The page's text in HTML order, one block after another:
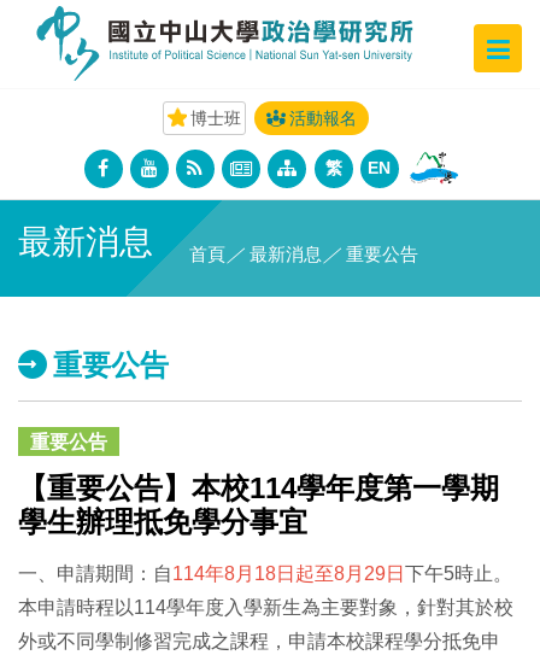
博士班 活動報名
繁 EN
最新消息 首頁 ／ 最新消息 ／ 重要公告
重要公告
重要公告
【重要公告】本校114學年度第一學期
學生辦理抵免學分事宜
一、申請期間：自114年8月18日起至8月29日 下午5時止。
本申請時程以114學年度入學新生為主要對象，針對其於校
外或不同學制修習完成之課程，申請本校課程學分抵免申